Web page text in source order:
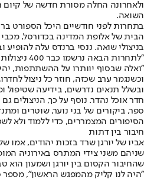
ולאחרונה החלה מסורת חדשה של קיום
השואה.
בתחרות לפני חודשיים היכל הספורט
הבית של אלופת המדינה בכדורסל,
"לתחרות
"ואלה שבסוף יוותרו על ההשתתפות,
וכשנגמר ערב שכזה, חוזר כל ניצול
ובשלל תנאים נדרשים, בידיעה שטיפול
חדר אוכל נהדר. נוסף על כך, הניצולים
ספר, ביקורים של בני נוער, שוטרים
הסיפורים המצמררים, כדי ללמוד ולא
חיבור בין דתות
אביו של יורגן שרד בזכות יהודים, אמו
שניהם משני צידי המתרס באירוניה
שהחיבור הקסום בין יורגן ושמעון הוא
"היה לנו קליק מהמפגש הראשון", מספר